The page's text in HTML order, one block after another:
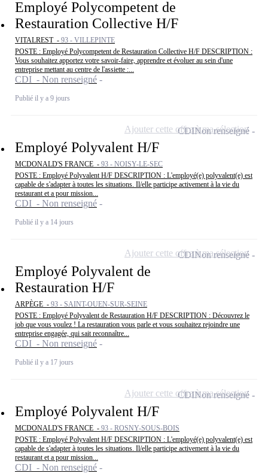
Employé Polycompetent de
Restauration Collective H/F
VITALREST - 93 - VILLEPINTE
POSTE : Employé Polycompetent de Restauration Collective H/F DESCRIPTION :
Vous souhaitez apportez votre savoir-faire, apprendre et évoluer au sein d'une
entreprise mettant au centre de l'assiette :...
CDI - Non renseigné
Publié il y a 9 jours
Employé Polyvalent H/F
MCDONALD'S FRANCE - 93 - NOISY-LE-SEC
POSTE : Employé Polyvalent H/F DESCRIPTION : L'employé(e) polyvalent(e) est
capable de s'adapter à toutes les situations. Il/elle participe activement à la vie du
restaurant et a pour mission...
CDI - Non renseigné
Publié il y a 14 jours
CDINon renseigné
Ajouter cette offre à ma sélection
Employé Polyvalent de
Restauration H/F
ARPÈGE - 93 - SAINT-OUEN-SUR-SEINE
POSTE : Employé Polyvalent de Restauration H/F DESCRIPTION : Découvrez le
job que vous voulez ! La restauration vous parle et vous souhaitez rejoindre une
entreprise engagée, qui sait reconnaître...
CDI - Non renseigné
Publié il y a 17 jours
CDINon renseigné
Ajouter cette offre à ma sélection
Employé Polyvalent H/F
MCDONALD'S FRANCE - 93 - ROSNY-SOUS-BOIS
POSTE : Employé Polyvalent H/F DESCRIPTION : L'employé(e) polyvalent(e) est
capable de s'adapter à toutes les situations. Il/elle participe activement à la vie du
restaurant et a pour mission...
CDI - Non renseigné
CDINon renseigné
Ajouter cette offre à ma sélection